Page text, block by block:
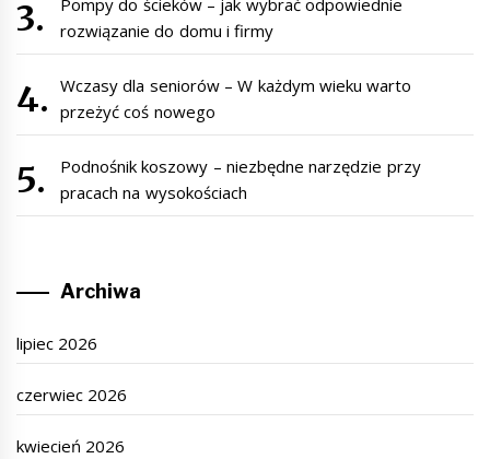
Pompy do ścieków – jak wybrać odpowiednie
rozwiązanie do domu i firmy
Wczasy dla seniorów – W każdym wieku warto
przeżyć coś nowego
Podnośnik koszowy – niezbędne narzędzie przy
pracach na wysokościach
Archiwa
lipiec 2026
czerwiec 2026
kwiecień 2026